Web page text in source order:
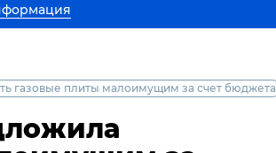
газовые плиты малоимущим за счет бюджета